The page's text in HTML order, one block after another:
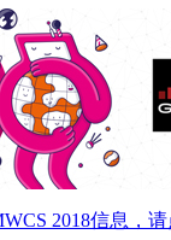
2018信息，